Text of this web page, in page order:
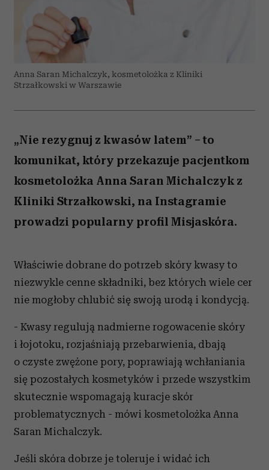
Anna Saran Michalczyk, kosmetolożka z Kliniki
Strzałkowski w Warszawie
„Nie rezygnuj z kwasów latem” – to
komunikat, który przekazuje pacjentkom
kosmetolożka Anna Saran Michalczyk z
Kliniki Strzałkowski, na Instagramie
prowadzi popularny profil Misjaskóra.
Właściwie dobrane do potrzeb skóry kwasy to
niezwykle cenne składniki, bez których wiele cer
nie mogłoby chlubić się swoją urodą i kondycją.
- Kwasy regulują nadmierne rogowacenie skóry
i łojotoku, rozjaśniają przebarwienia, dbają
o czyste zwężone pory, poprawiają wchłaniania
się pozostałych kosmetyków i przede wszystkim
skutecznie wspomagają kuracje skór
problematycznych - mówi kosmetolożka Anna
Saran Michalczyk.
Jeśli skóra dobrze je toleruje i widać ich